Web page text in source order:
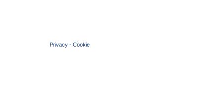
Privacy - Cookie